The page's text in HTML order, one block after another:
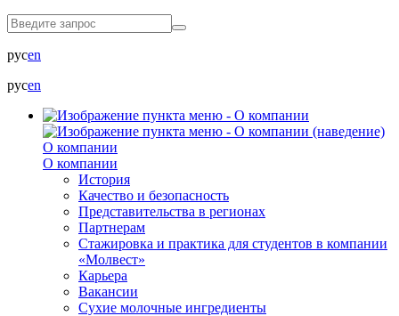
русen
русen
О компании
О компании
История
Качество и безопасность
Представительства в регионах
Партнерам
Стажировка и практика для студентов в компании
«Молвест»
Карьера
Вакансии
Сухие молочные ингредиенты